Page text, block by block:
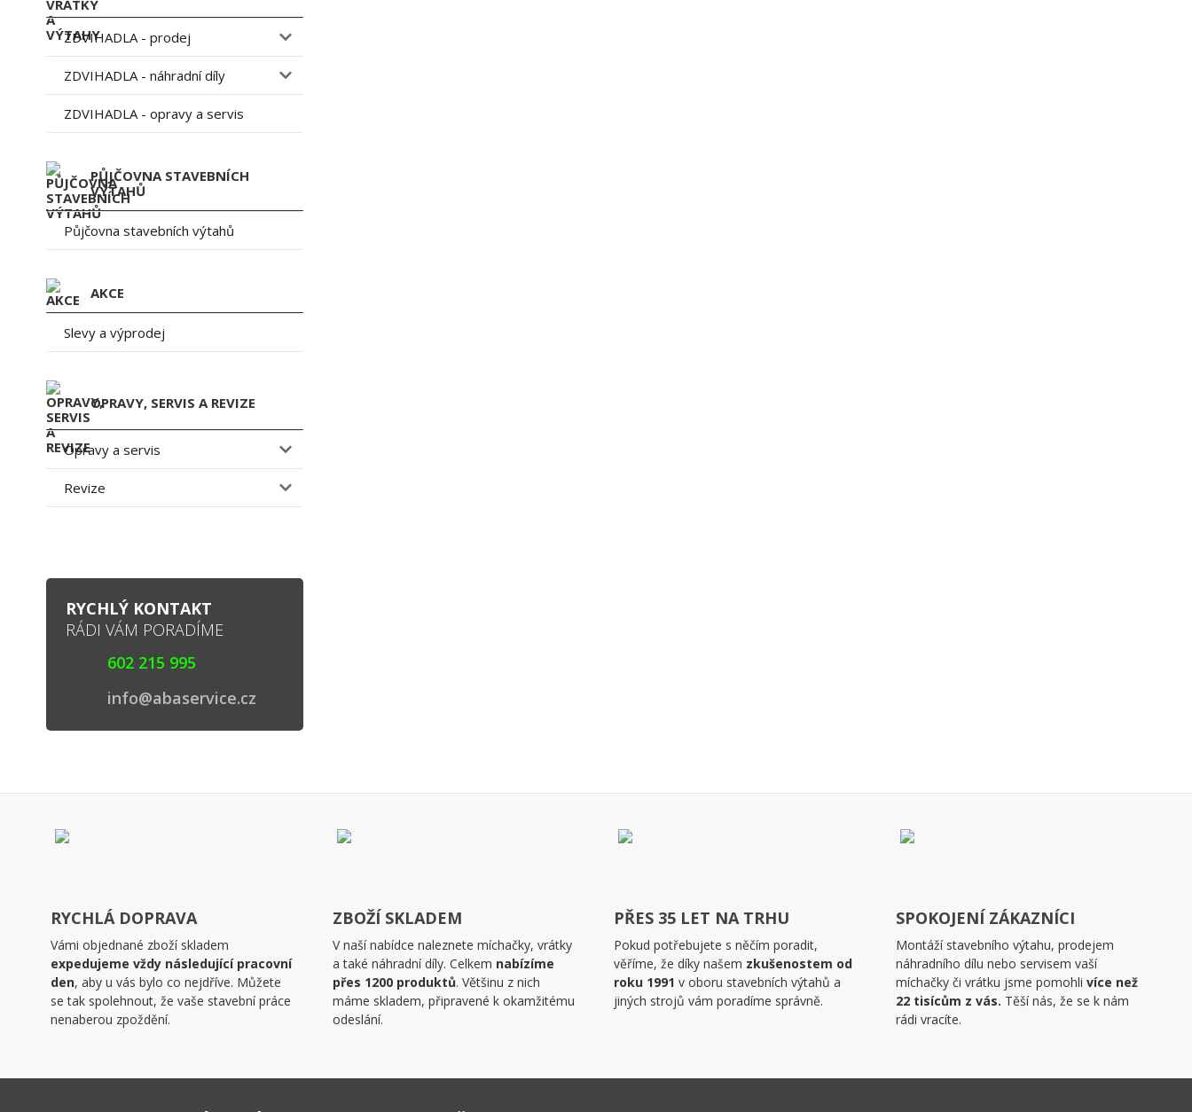
ZDVIHADLA - prodej
ZDVIHADLA - náhradní díly
ZDVIHADLA - opravy a servis
PŮJČOVNA STAVEBNÍCH
VÝTAHŮ
Půjčovna stavebních výtahů
AKCE
Slevy a výprodej
OPRAVY, SERVIS A REVIZE
Opravy a servis
Revize
RYCHLÝ KONTAKT
RÁDI VÁM PORADÍME
602 215 995
info@abaservice.cz
RYCHLÁ DOPRAVA
Vámi objednané zboží skladem
expedujeme vždy následující pracovní
den, aby u vás bylo co nejdříve. Můžete
se tak spolehnout, že vaše stavební práce
nenaberou zpoždění.
ZBOŽÍ SKLADEM
V naší nabídce naleznete míchačky, vrátky
a také náhradní díly. Celkem nabízíme
přes 1200 produktů. Většinu z nich
máme skladem, připravené k okamžitému
odeslání.
PŘES 35 LET NA TRHU
Pokud potřebujete s něčím poradit,
věříme, že díky našem zkušenostem od
roku 1991 v oboru stavebních výtahů a
jiných strojů vám poradíme správně.
SPOKOJENÍ ZÁKAZNÍCI
Montáží stavebního výtahu, prodejem
náhradního dílu nebo servisem vaší
míchačky či vrátku jsme pomohli více než
22 tisícům z vás. Těší nás, že se k nám
rádi vracíte.